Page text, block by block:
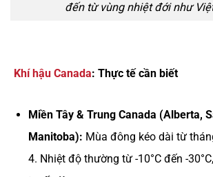
đến từ vùng nhiệt đới như
Khí hậu Canada: Thực tế cần biết
Miền Tây & Trung Canada (Alberta,
Manitoba): Mùa đông kéo dài từ
4. Nhiệt độ thường từ -10°C đến -